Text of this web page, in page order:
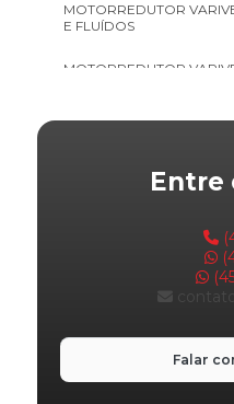
MOTORREDUTOR
E FLUÍDOS
MOTORREDUTOR
MOTORREDUTOR
REDUTOR WMRV
VENTILADOR SIROCO
Entre
Falar